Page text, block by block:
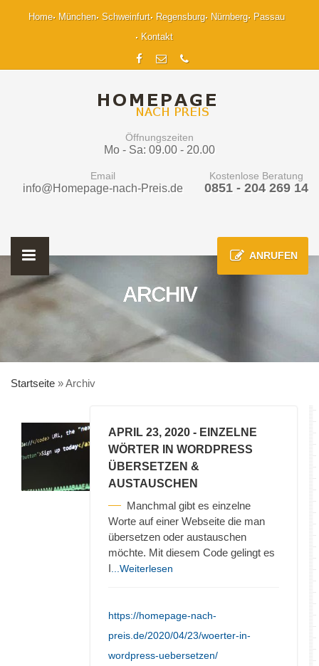
Home München Schweinfurt Regensburg Nürnberg
Passau
Kontakt
Öffnungszeiten
Mo - Sa: 09.00 - 20.00
Email
info@Homepage-nach-Preis.de
Kostenlose Beratung
0851 - 204 269 14
ANRUFEN
ARCHIV
Startseite »Archiv
APRIL 23, 2020 - EINZELNE
WÖRTER IN WORDPRESS
ÜBERSETZEN &
AUSTAUSCHEN
Manchmal gibt es einzelne
Worte auf einer Webseite die man
übersetzen oder austauschen
möchte. Mit diesem Code gelingt es
I ...Weiterlesen
https://homepage-nach-
preis.de/2020/04/23/woerter-in-
wordpress-uebersetzen/